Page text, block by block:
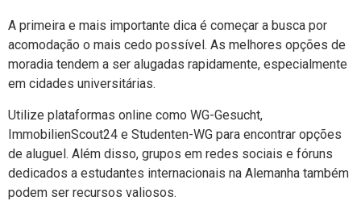
A primeira e mais importante dica é começar a busca por
acomodação o mais cedo possível. As melhores opções de
moradia tendem a ser alugadas rapidamente, especialmente
em cidades universitárias.
Utilize plataformas online como WG-Gesucht,
ImmobilienScout24 e Studenten-WG para encontrar opções
de aluguel. Além disso, grupos em redes sociais e fóruns
dedicados a estudantes internacionais na Alemanha também
podem ser recursos valiosos.